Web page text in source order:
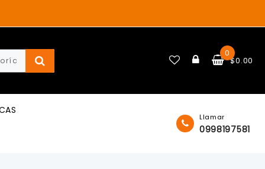
0
$0.00
Llamar
0998197581